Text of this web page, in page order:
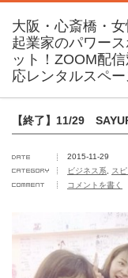
【終了】11/29
2015-11-29
ビジネス系
ス
コメントを書く